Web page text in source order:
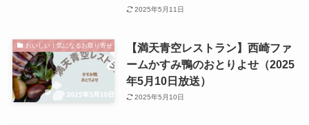
2025年5月11日
おいしい！気になるお取り寄せ
【満天青空レストラン】西崎ファ
ームかすみ鴨のおとりよせ（2025
年5月10日放送）
2025年5月10日